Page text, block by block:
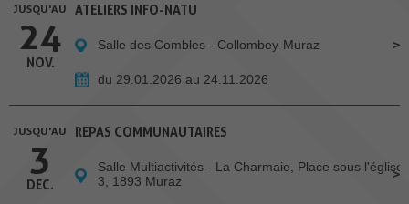
JUSQU'AU
24
NOV.
ATELIERS INFO-NATU
Salle des Combles - Collombey-Muraz
du 29.01.2026 au 24.11.2026
JUSQU'AU
3
DEC.
REPAS COMMUNAUTAIRES
Salle Multiactivités - La Charmaie, Place sous l'église
3, 1893 Muraz